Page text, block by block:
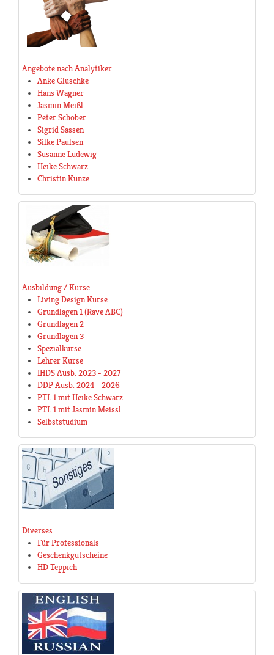
Angebote nach Analytiker
Anke Gluschke
Hans Wagner
Jasmin Meißl
Peter Schöber
Sigrid Sassen
Silke Paulsen
Susanne Ludewig
Heike Schwarz
Christin Kunze
Ausbildung / Kurse
Living Design Kurse
Grundlagen 1 (Rave ABC)
Grundlagen 2
Grundlagen 3
Spezialkurse
Lehrer Kurse
IHDS Ausb. 2023 - 2027
DDP Ausb. 2024 - 2026
PTL 1 mit Heike Schwarz
PTL 1 mit Jasmin Meissl
Selbststudium
Diverses
Für Professionals
Geschenkgutscheine
HD Teppich